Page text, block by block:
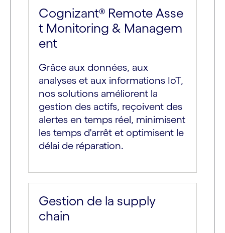
Cognizant® Remote Asse
t Monitoring & Managem
ent
Grâce aux données, aux
analyses et aux informations IoT,
nos solutions améliorent la
gestion des actifs, reçoivent des
alertes en temps réel, minimisent
les temps d'arrêt et optimisent le
délai de réparation.
Gestion de la supply
chain